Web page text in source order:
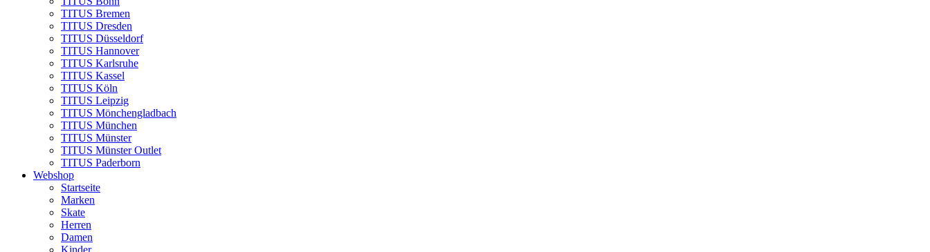
TITUS Bremen
TITUS Dresden
TITUS Düsseldorf
TITUS Hannover
TITUS Karlsruhe
TITUS Kassel
TITUS Köln
TITUS Leipzig
TITUS Mönchengladbach
TITUS München
TITUS Münster
TITUS Münster Outlet
TITUS Paderborn
Webshop
Startseite
Marken
Skate
Herren
Damen
Kinder